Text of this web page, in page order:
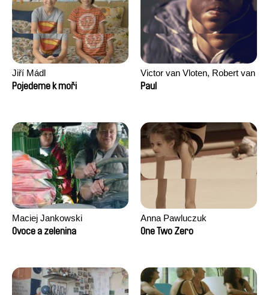
Jiří Mádl
Pojedeme k moři
Victor van Vloten, Robert van
Wingerden
Paul
Maciej Jankowski
Ovoce a zelenina
Anna Pawluczuk
One Two Zero